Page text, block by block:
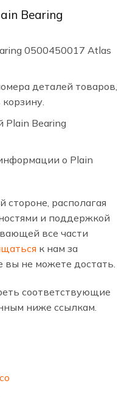
Bearing
0500450017 Atlas
деталей товаров,
Plain Bearing
о Plain
стороне, располагая
и поддержкой
все части
к нам за
вы не можете достать.
соответствующие
ниже ссылкам.